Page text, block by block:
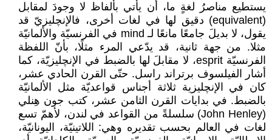
يستطيع مناصرُ لغةٍ ما، أن يأتي بألفاظ لا وجودَ لمقابل
(equivalent) دقيق لها في لغات أخرى، فالإنچليزيّ قد
يقول، لا بديلَ جامعًا مانعًا لـ mind في الفرنسيّة والألمانيّة
مثلا. من جهة ثانية، قد يدّعي المرء مثلًا، بأنّ اللفظة
الفرنسيّة esprit، لا مقابلَ لها بالضبط في الإنچليزيّة، كما
أشار الفيلسوف برتراند راسل. حتّى القرن الحادي عشر،
كان في الإنچليزية ثلاثة أجناس قواعديّة مثل الألمانيّة
بالضبط. في بدايات القرن الثامن عشر، كتب جون هِنلي
(John Henley) سلسلةً من القواعد في لندن، لأهمّ تسع
لغات في العالم بحسب تقديره وهي: اللاتينيّة، اليونانيّة،